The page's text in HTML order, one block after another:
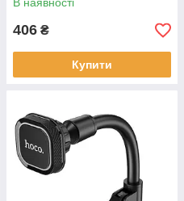
406 ₴
Купити